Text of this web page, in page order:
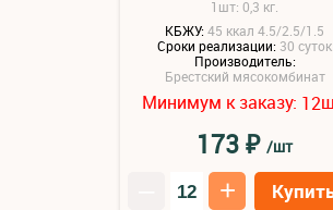
1шт: 0,3 кг.
КБЖУ:45 ккал 4.5/2.5/1.5
Сроки реализации: 30 суток
Производитель:
Брестский мясокомбинат
Минимум к заказу: 12
173₽ /шт
+